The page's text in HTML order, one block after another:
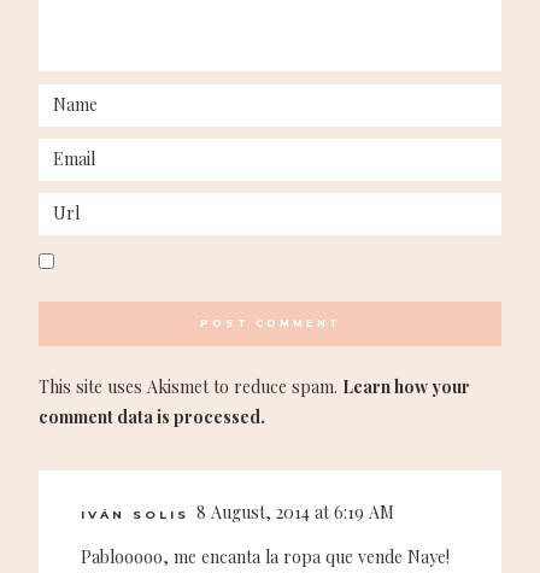
This site uses Akismet to reduce spam. Learn how your
comment data is processed.
IVÁN SOLIS
8 August, 2014 at 6:19 AM
Pablooooo, me encanta la ropa que vende Naye!